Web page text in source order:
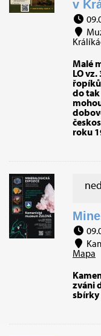
v
Malé
LO
do tak
roku
Mapa
zváni
sbírky